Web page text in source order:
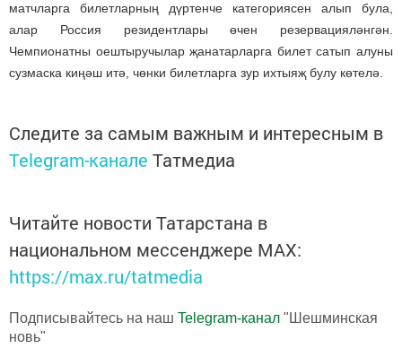
матчларга билетларның дүртенче категориясен алып була,
алар Россия резидентлары өчен резервацияләнгән.
Чемпионатны оештыручылар җанатарларга билет сатып алуны
сузмаска киңәш итә, чөнки билетларга зур ихтыяҗ булу көтелә.
Следите за самым важным и интересным в
Telegram-канале Татмедиа
Читайте новости Татарстана в
национальном мессенджере MАХ:
https://max.ru/tatmedia
Подписывайтесь на наш Telegram-канал "Шешминская
новь"